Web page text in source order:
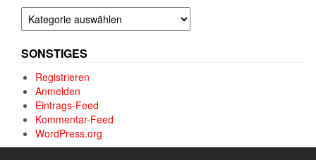
Kategorien
SONSTIGES
Registrieren
Anmelden
Eintrags-Feed
Kommentar-Feed
WordPress.org